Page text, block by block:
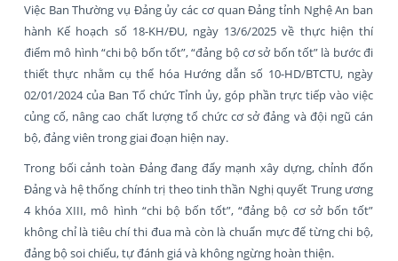
Việc Ban Thường vụ Đảng ủy các cơ quan Đảng tỉnh Nghệ An ban
hành Kế hoạch số 18-KH/ĐU, ngày 13/6/2025 về thực hiện thí
điểm mô hình “chi bộ bốn tốt”, “đảng bộ cơ sở bốn tốt” là bước đi
thiết thực nhằm cụ thể hóa Hướng dẫn số 10-HD/BTCTU, ngày
02/01/2024 của Ban Tổ chức Tỉnh ủy, góp phần trực tiếp vào việc
củng cố, nâng cao chất lượng tổ chức cơ sở đảng và đội ngũ cán
bộ, đảng viên trong giai đoạn hiện nay.
Trong bối cảnh toàn Đảng đang đẩy mạnh xây dựng, chỉnh đốn
Đảng và hệ thống chính trị theo tinh thần Nghị quyết Trung ương
4 khóa XIII, mô hình “chi bộ bốn tốt”, “đảng bộ cơ sở bốn tốt”
không chỉ là tiêu chí thi đua mà còn là chuẩn mực để từng chi bộ,
đảng bộ soi chiếu, tự đánh giá và không ngừng hoàn thiện.